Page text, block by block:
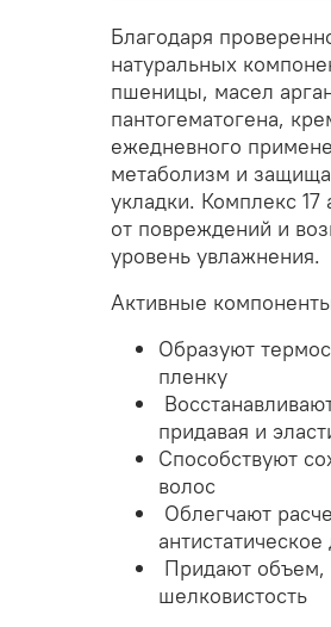
Благодаря
натуральных
пшеницы, масел
пантогематогена,
ежедневного
метаболизм и
укладки. Комплекс
от повреждений и
уровень увлажнения.
Активные
Образуют
пленку
придавая и
Способствуют
волос
Облегчают
Придают объем,
шелковистость